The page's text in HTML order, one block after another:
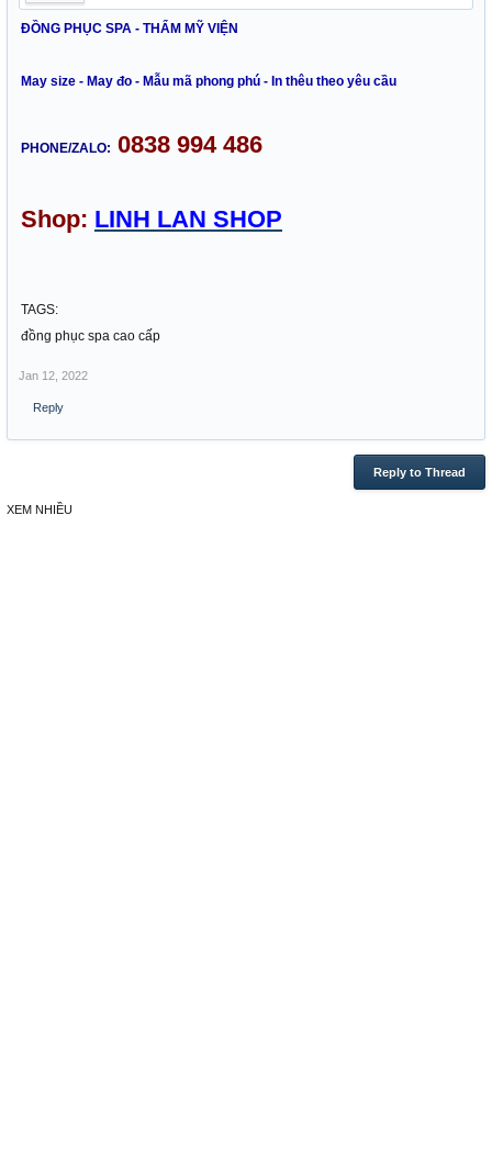
ĐỒNG PHỤC SPA - THẨM MỸ VIỆN
May size - May đo - Mẫu mã phong phú - In thêu theo yêu cầu
PHONE/ZALO: 0838 994 486
Shop: LINH LAN SHOP
TAGS:
đồng phục spa cao cấp
Jan 12, 2022
Reply
Reply to Thread
XEM NHIỀU